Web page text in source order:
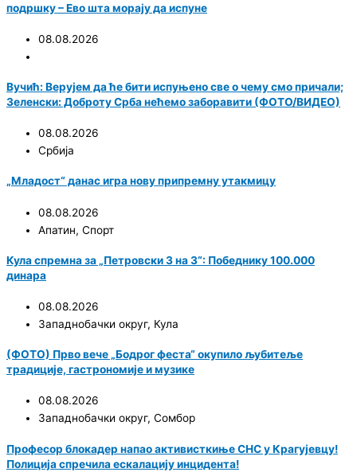
подршку – Ево шта морају да испуне
08.08.2026
Вучић: Верујем да ће бити испуњено све о чему смо причали;
Зеленски: Доброту Срба нећемо заборавити (ФОТО/ВИДЕО)
08.08.2026
Србија
„Младост“ данас игра нову припремну утакмицу
08.08.2026
Апатин, Спорт
Кула спремна за „Петровски 3 на 3“: Победнику 100.000
динара
08.08.2026
Западнобачки округ, Кула
(ФОТО) Прво вече „Бодрог феста“ окупило љубитеље
традиције, гастрономије и музике
08.08.2026
Западнобачки округ, Сомбор
Професор блокадер напао активисткиње СНС у Крагујевцу!
Полиција спречила ескалацију инцидента!